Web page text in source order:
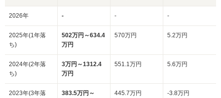
2026年 - - -
2025年(1年落
ち)
502万円～634.4
万円
570万円 5.2万円
2024年(2年落
ち)
3万円～1312.4
万円
551.1万円 5.6万円
2023年(3年落 383.5万円～ 445.7万円 -3.8万円